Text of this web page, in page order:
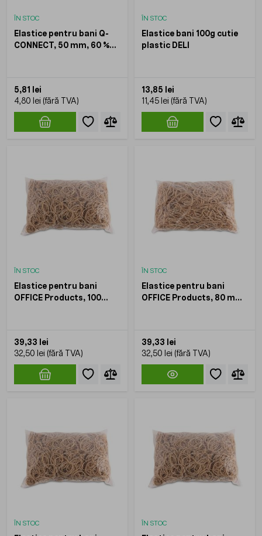
ÎN STOC
Elastice pentru bani Q-
CONNECT, 50 mm, 60 %
5,81 lei
4,80 lei
ÎN STOC
Elastice bani 100g cutie
plastic DELI
13,85 lei
11,45 lei
ÎN STOC
Elastice pentru bani
OFFICE Products, 100
39,33 lei
32,50 lei
ÎN STOC
Elastice pentru bani
OFFICE Products, 80 mm,
39,33 lei
32,50 lei
ÎN STOC ÎN STOC